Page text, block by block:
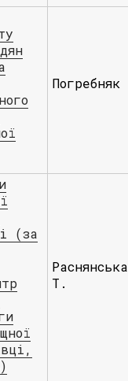
(за
Раснянська
Т.